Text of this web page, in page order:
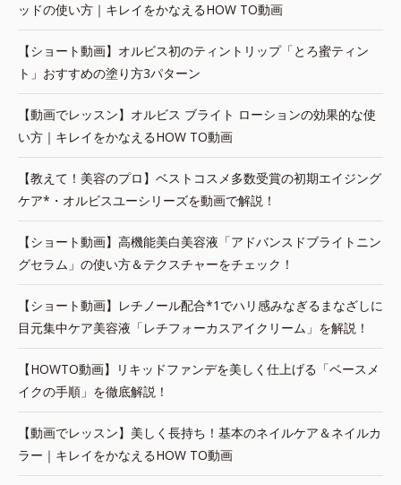
ッドの使い方｜キレイをかなえるHOW TO動画
【ショート動画】オルビス初のティントリップ「とろ蜜ティン
ト」おすすめの塗り方3パターン
【動画でレッスン】オルビス ブライト ローションの効果的な使
い方｜キレイをかなえるHOW TO動画
【教えて！美容のプロ】ベストコスメ多数受賞の初期エイジング
ケア*・オルビスユーシリーズを動画で解説！
【ショート動画】高機能美白美容液「アドバンスドブライトニン
グセラム」の使い方＆テクスチャーをチェック！
【ショート動画】レチノール配合*1でハリ感みなぎるまなざしに
目元集中ケア美容液「レチフォーカスアイクリーム」を解説！
【HOWTO動画】リキッドファンデを美しく仕上げる「ベースメ
イクの手順」を徹底解説！
【動画でレッスン】美しく長持ち！基本のネイルケア＆ネイルカ
ラー｜キレイをかなえるHOW TO動画